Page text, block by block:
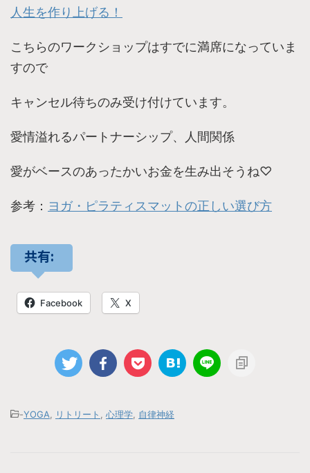
人生を作り上げる！
こちらのワークショップはすでに満席になっていま
すので
キャンセル待ちのみ受け付けています。
愛情溢れるパートナーシップ、人間関係
愛がベースのあったかいお金を生み出そうね♡
参考： ヨガ・ピラティスマットの正しい選び方
共有:
Facebook X
-YOGA, リトリート , 心理学, 自律神経